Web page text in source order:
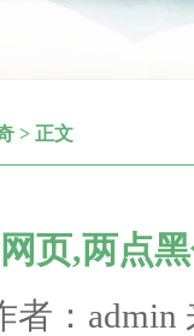
> 正文
页,两点
者：admin